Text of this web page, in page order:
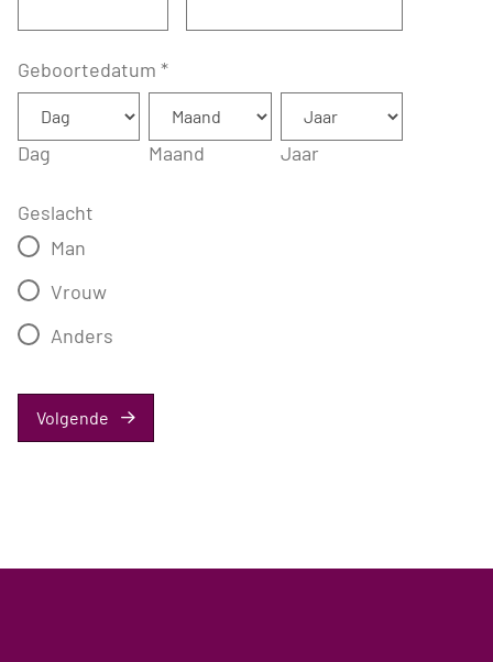
Geboortedatum *
Dag Maand Jaar
Geslacht
Man
Vrouw
Anders
Volgende